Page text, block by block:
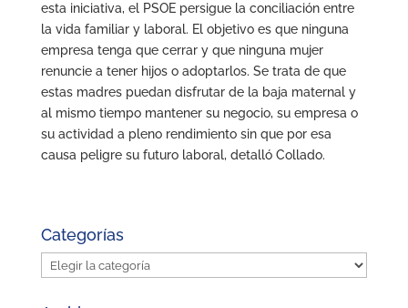
esta iniciativa, el PSOE persigue la conciliación entre
la vida familiar y laboral. El objetivo es que ninguna
empresa tenga que cerrar y que ninguna mujer
renuncie a tener hijos o adoptarlos. Se trata de que
estas madres puedan disfrutar de la baja maternal y
al mismo tiempo mantener su negocio, su empresa o
su actividad a pleno rendimiento sin que por esa
causa peligre su futuro laboral, detalló Collado.
Categorías
Categorías